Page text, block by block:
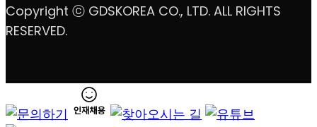
Copyright ⓒ GDSKOREA CO., LTD. ALL RIGHTS
RESERVED.